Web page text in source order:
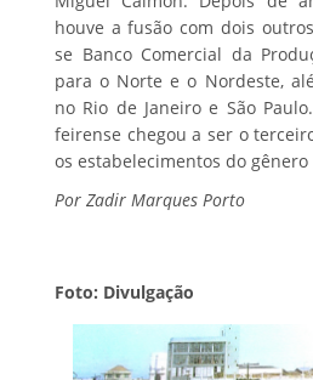
houve a fusão com dois
se Banco Comercial da
para o Norte e o Nordeste,
no Rio de Janeiro e São
feirense chegou a ser o
os estabelecimentos do gênero
Por Zadir Marques Porto
Foto: Divulgação